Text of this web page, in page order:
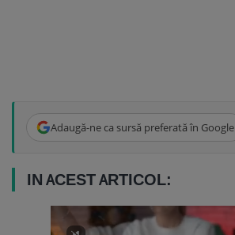
Adaugă-ne ca sursă preferată în Google
IN ACEST ARTICOL: